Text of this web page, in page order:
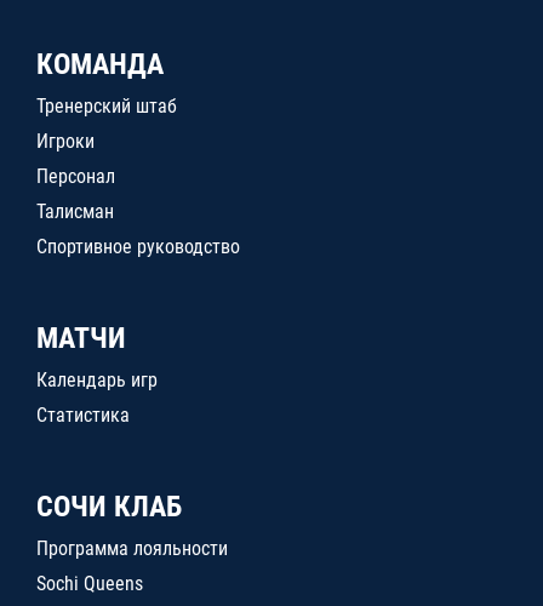
КОМАНДА
Тренерский штаб
Игроки
Персонал
Талисман
Спортивное руководство
МАТЧИ
Календарь игр
Статистика
СОЧИ КЛАБ
Программа лояльности
Sochi Queens